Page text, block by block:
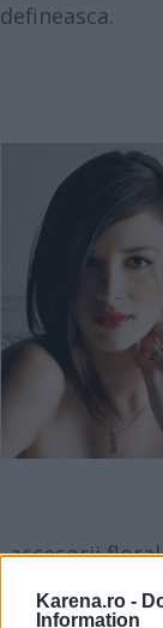
Karena.ro -
Information
defineasca.
accesorii